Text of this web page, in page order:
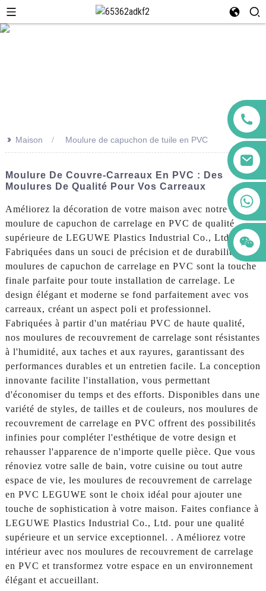
>> Maison Moulure de capuchon de tuile en PVC
Moulure De Couvre-Carreaux En PVC : Des
Moulures De Qualité Pour Vos Carreaux
Améliorez la décoration de votre maison avec notre
moulure de capuchon de carrelage en PVC de qualité
supérieure de LEGUWE Plastics Industrial Co., Ltd.
Fabriquées dans un souci de précision et de durabilité, nos
moulures de capuchon de carrelage en PVC sont la touche
finale parfaite pour toute installation de carrelage. Le
design élégant et moderne se fond parfaitement avec vos
carreaux, créant un aspect poli et professionnel.
Fabriquées à partir d'un matériau PVC de haute qualité,
nos moulures de recouvrement de carrelage sont résistantes
à l'humidité, aux taches et aux rayures, garantissant des
performances durables et un entretien facile. La conception
innovante facilite l'installation, vous permettant
d'économiser du temps et des efforts. Disponibles dans une
variété de styles, de tailles et de couleurs, nos moulures de
recouvrement de carrelage en PVC offrent des possibilités
infinies pour compléter l'esthétique de votre design et
rehausser l'apparence de n'importe quelle pièce. Que vous
rénoviez votre salle de bain, votre cuisine ou tout autre
espace de vie, les moulures de recouvrement de carrelage
en PVC LEGUWE sont le choix idéal pour ajouter une
touche de sophistication à votre maison. Faites confiance à
LEGUWE Plastics Industrial Co., Ltd. pour une qualité
supérieure et un service exceptionnel. . Améliorez votre
intérieur avec nos moulures de recouvrement de carrelage
en PVC et transformez votre espace en un environnement
élégant et accueillant.